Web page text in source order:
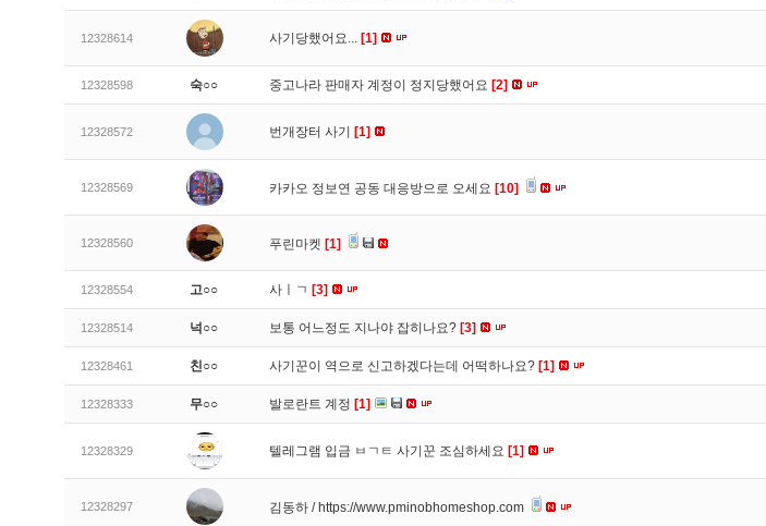
12328614 사기당했어요... [1]
12328598 숙○○ 중고나라 판매자 계정이 정지당했어요 [2]
12328572 번개장터 사기 [1]
12328569 카카오 정보연 공동 대응방으로 오세요 [10]
12328560 푸린마켓 [1]
12328554 고○○ 사ㅣㄱ [3]
12328514 넉○○ 보통 어느정도 지나야 잡히나요? [3]
12328461 친○○ 사기꾼이 역으로 신고하겠다는데 어떡하나요? [1]
12328333 무○○ 발로란트 계정 [1]
12328329 텔레그램 입금 ㅂㄱㅌ 사기꾼 조심하세요 [1]
12328297 김동하 / https://www.pminobhomeshop.com